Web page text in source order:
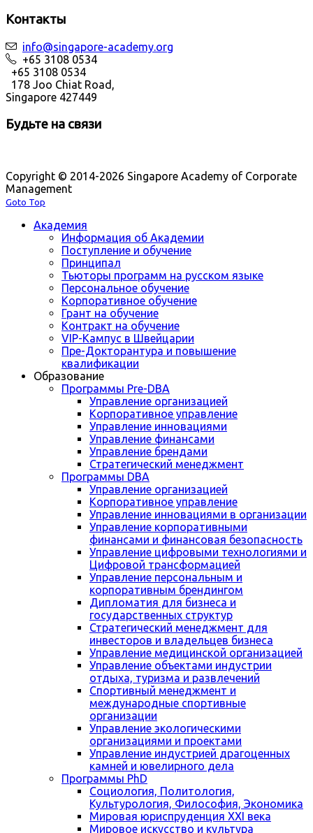
Контакты
info@singapore-academy.org
+65 3108 0534
+65 3108 0534
178 Joo Chiat Road,
Singapore 427449
Будьте на связи
Copyright © 2014-2026 Singapore Academy of Corporate
Management
Goto Top
Академия
Информация об Академии
Поступление и обучение
Принципал
Тьюторы программ на русском языке
Персональное обучение
Корпоративное обучение
Грант на обучение
Контракт на обучение
VIP-Кампус в Швейцарии
Пре-Докторантура и повышение
квалификации
Образование
Программы Pre-DBA
Управление организацией
Корпоративное управление
Управление инновациями
Управление финансами
Управление брендами
Стратегический менеджмент
Программы DBA
Управление организацией
Корпоративное управление
Управление инновациями в организации
Управление корпоративными
финансами и финансовая безопасность
Управление цифровыми технологиями и
Цифровой трансформацией
Управление персональным и
корпоративным брендингом
Дипломатия для бизнеса и
государственных структур
Стратегический менеджмент для
инвесторов и владельцев бизнеса
Управление медицинской организацией
Управление объектами индустрии
отдыха, туризма и развлечений
Спортивный менеджмент и
международные спортивные
организации
Управление экологическими
организациями и проектами
Управление индустрией драгоценных
камней и ювелирного дела
Программы PhD
Социология, Политология,
Культурология, Философия, Экономика
Мировая юриспруденция XXI века
Мировое искусство и культура